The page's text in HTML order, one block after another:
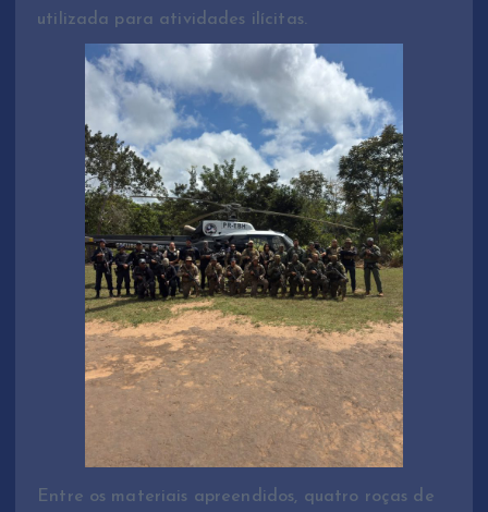
utilizada para atividades ilícitas.
Entre os materiais apreendidos, quatro roças de